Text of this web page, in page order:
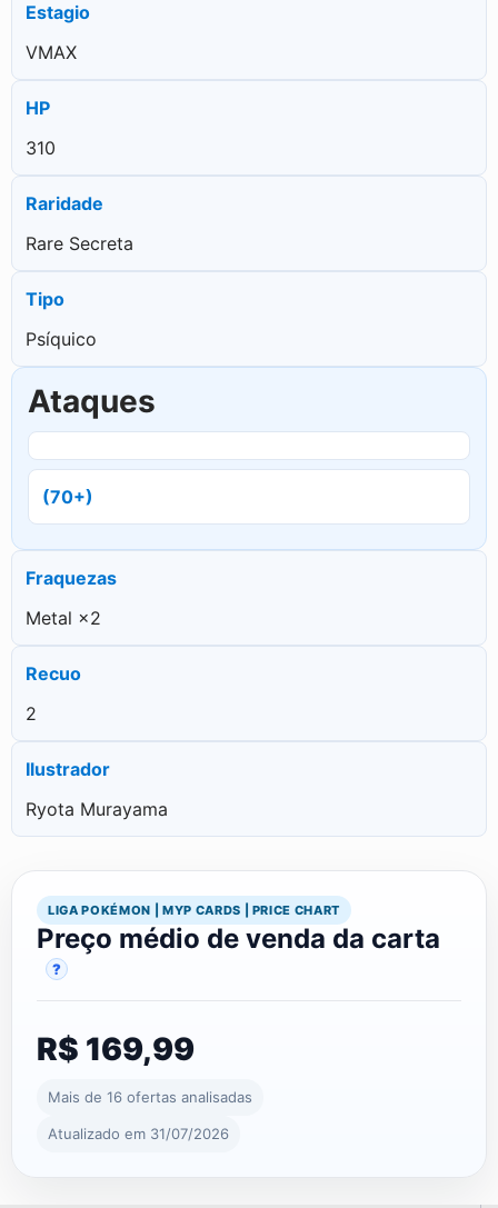
Estagio
VMAX
HP
310
Raridade
Rare Secreta
Tipo
Psíquico
Ataques
(70+)
Fraquezas
Metal ×2
Recuo
2
Ilustrador
Ryota Murayama
LIGA POKÉMON | MYP CARDS | PRICE CHART
Preço médio de venda da carta
?
R$ 169,99
Mais de 16 ofertas analisadas
Atualizado em 31/07/2026